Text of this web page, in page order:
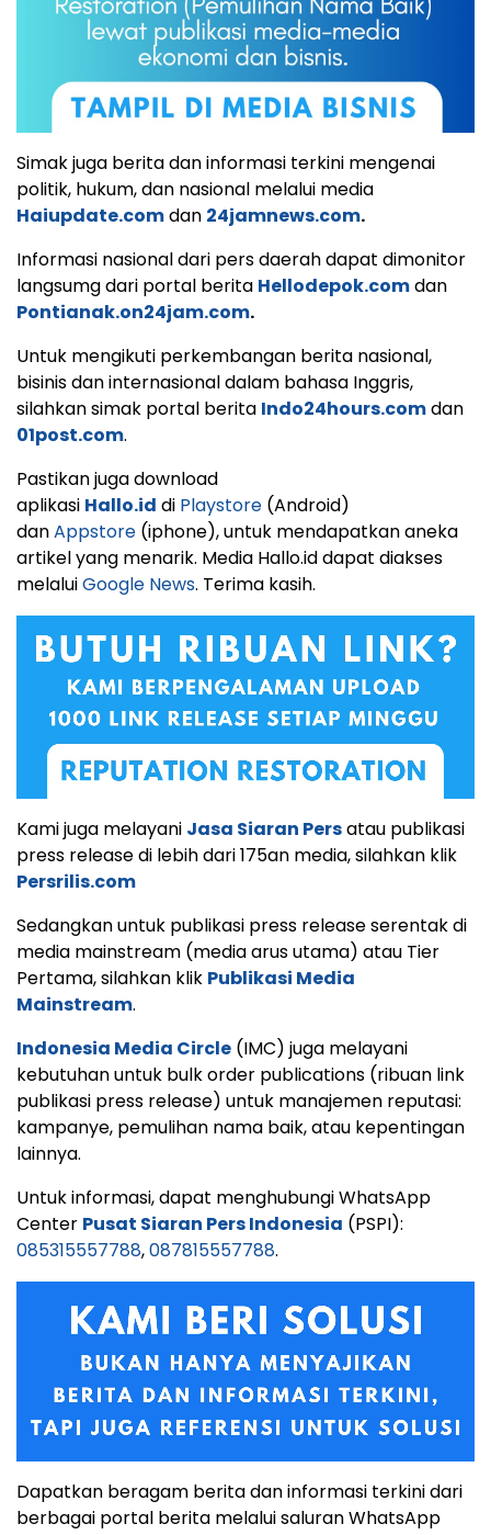
Simak juga berita dan informasi terkini mengenai
politik, hukum, dan nasional melalui media
Haiupdate.comdan 24jamnews.com.
Informasi nasional dari pers daerah dapat dimonitor
langsumg dari portal berita Hellodepok.comdan
Pontianak.on24jam.com.
Untuk mengikuti perkembangan berita nasional,
bisinis dan internasional dalam bahasa Inggris,
silahkan simak portal berita Indo24hours.comdan
01post.com.
Pastikan juga download
aplikasi Hallo.id di Playstore (Android)
danAppstore (iphone), untuk mendapatkan aneka
artikel yang menarik. Media Hallo.id dapat diakses
melaluiGoogle News. Terima kasih.
Kami juga melayani Jasa Siaran Persatau publikasi
press release di lebih dari 175an media, silahkan klik
Persrilis.com
Sedangkan untuk publikasi press release serentak di
media mainstream (media arus utama) atau Tier
Pertama, silahkan klik Publikasi Media
Mainstream.
Indonesia Media Circle (IMC) juga melayani
kebutuhan untuk bulk order publications (ribuan link
publikasi press release) untuk manajemen reputasi:
kampanye, pemulihan nama baik, atau kepentingan
lainnya.
Untuk informasi, dapat menghubungi WhatsApp
Center Pusat Siaran Pers Indonesia (PSPI):
085315557788,087815557788.
Dapatkan beragam berita dan informasi terkini dari
berbagai portal berita melalui saluran WhatsApp